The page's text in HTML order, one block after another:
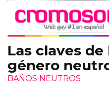
Las claves
género
BAÑOS NEUTROS